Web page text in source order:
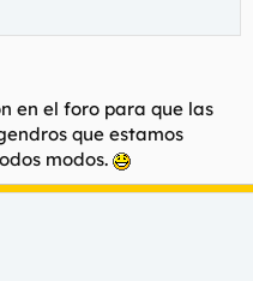
en el foro para que las
que estamos
modos.